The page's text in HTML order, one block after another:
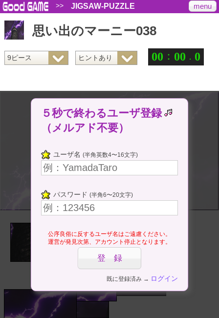
>> JIGSAW-PUZZLE menu
思い出のマーニー038
00 ： 00 . 0
５秒で終わるユーザ登録
（メルアド不要）
ユーザ名 (半角英数4〜16文字)
パスワード (半角6〜20文字)
公序良俗に反するユーザ名はご遠慮ください。
運営が発見次第、アカウント停止となります。
既に登録済み → ログイン